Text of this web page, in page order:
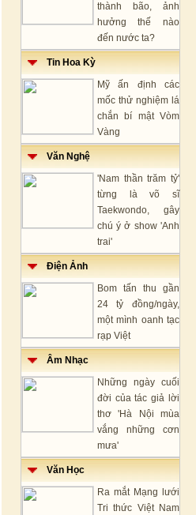
thành bão, ảnh
hưởng thế nào
đến nước ta?
Tin Hoa Kỳ
Mỹ ấn định các
mốc thử nghiệm lá
chắn bí mật Vòm
Vàng
Văn Nghệ
'Nam thần trăm tỷ'
từng là võ sĩ
Taekwondo, gây
chú ý ở show 'Anh
trai'
Điện Ảnh
Bom tấn thu gần
24 tỷ đồng/ngày,
một mình oanh tạc
rạp Việt
Âm Nhạc
Những ngày cuối
đời của tác giả lời
thơ 'Hà Nội mùa
vắng những cơn
mưa'
Văn Học
Ra mắt Mạng lưới
Tri thức Việt Nam